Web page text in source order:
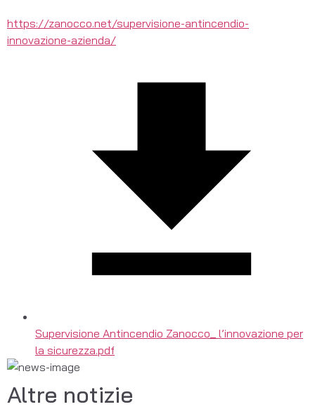
https://zanocco.net/supervisione-antincendio-
innovazione-azienda/
Supervisione Antincendio Zanocco_ l’innovazione per
la sicurezza.pdf
Altre notizie